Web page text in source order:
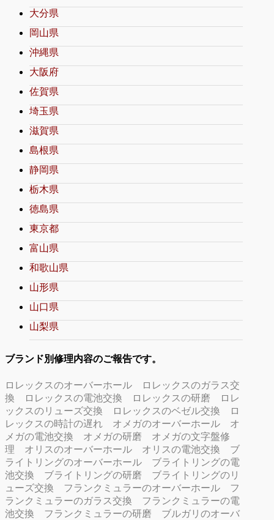
大分県
岡山県
沖縄県
大阪府
佐賀県
埼玉県
滋賀県
島根県
静岡県
栃木県
徳島県
東京都
富山県
和歌山県
山形県
山口県
山梨県
ブランド別修理内容のご報告です。
ロレックスのオーバーホール
ロレックスのガラス交
換
ロレックスの電池交換 ロレックスの研磨
ロレ
ックスのリューズ交換
ロレックスのベゼル交換
ロ
レックスの時計の遅れ
オメガのオーバーホール
オ
メガの電池交換
オメガの研磨
オメガの文字盤修
理
オリスのオーバーホール オリスの電池交換
ブ
ライトリングのオーバーホール
ブライトリングの電
池交換
ブライトリングの研磨
ブライトリングのリ
ューズ交換
フランクミュラーのオーバーホール
フ
ランクミュラーのガラス交換
フランクミュラーの電
池交換
フランクミュラーの研磨
ブルガリのオーバ